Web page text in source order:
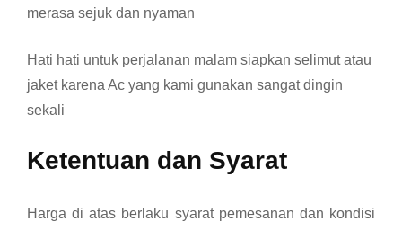
merasa sejuk dan nyaman
Hati hati untuk perjalanan malam siapkan selimut atau
jaket karena Ac yang kami gunakan sangat dingin
sekali
Ketentuan dan Syarat
Harga di atas berlaku syarat pemesanan dan kondisi